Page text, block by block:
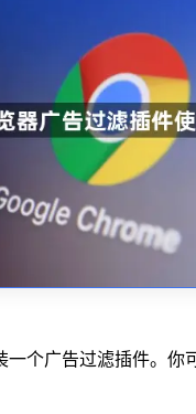
一个广告过滤插件。你